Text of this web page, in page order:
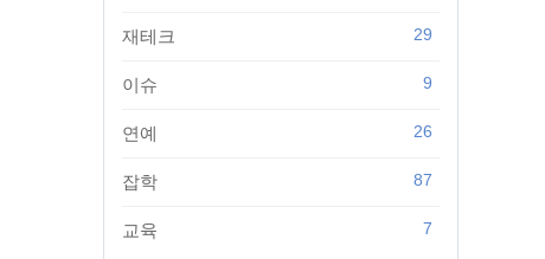
재테크 29
이슈 9
연예 26
잡학 87
교육 7